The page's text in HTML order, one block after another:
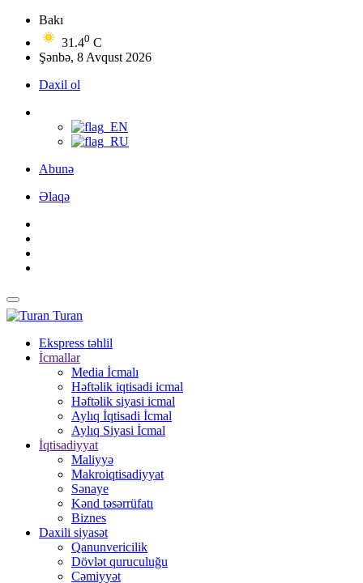
Bakı
31.40 C
Şənbə, 8 Avqust 2026
Daxil ol
Abunə
Əlaqə
Turan
Ekspress təhlil
İcmallar
Media İcmalı
Həftəlik iqtisadi icmal
Həftəlik siyasi icmal
Aylıq İqtisadi İcmal
Aylıq Siyasi İcmal
İqtisadiyyat
Maliyyə
Makroiqtisadiyyat
Sənaye
Kənd təsərrüfatı
Biznes
Daxili siyasət
Qanunvericilik
Dövlət quruculuğu
Cəmiyyət